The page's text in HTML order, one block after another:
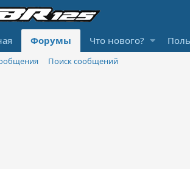
Форумы Что нового?
Поиск сообщений